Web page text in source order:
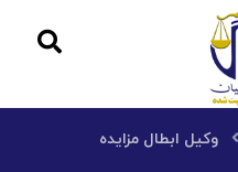
وکیل ابطال مزایده